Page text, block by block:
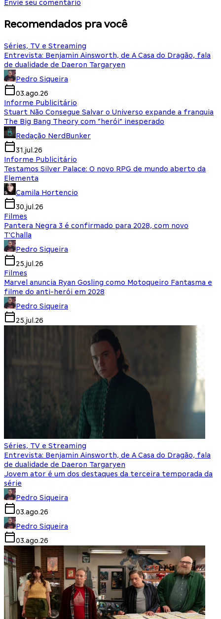
Envie seu comentário
Recomendados pra você
Séries, TV e Streaming
Entrevista: Benjamin Ainsworth, de A Casa do Dragão, fala
de dualidade de Daeron Targaryen
Pedro Siqueira
03.ago.26
Informe Publicitário
Stuart Não Consegue Salvar o Universo expande a franquia
The Big Bang Theory com “herói” inesperado
Redação NerdBunker
31.jul.26
Informe Publicitário
Testamos Silver Palace: O novo RPG de mundo aberto da
Elementa
Camila Hortencio
30.jul.26
Filmes
Pantera Negra 3 é confirmado para 2028, com novo
T'Challa
Pedro Siqueira
25.jul.26
Filmes
Marvel anuncia Ryan Gosling como Motoqueiro Fantasma e
filme do anti-herói em 2028
Pedro Siqueira
25.jul.26
Séries, TV e Streaming
Entrevista: Benjamin Ainsworth, de A Casa do Dragão, fala
de dualidade de Daeron Targaryen
Jovem ator é um dos destaques da terceira temporada da
série
Pedro Siqueira
03.ago.26
Pedro Siqueira
03.ago.26